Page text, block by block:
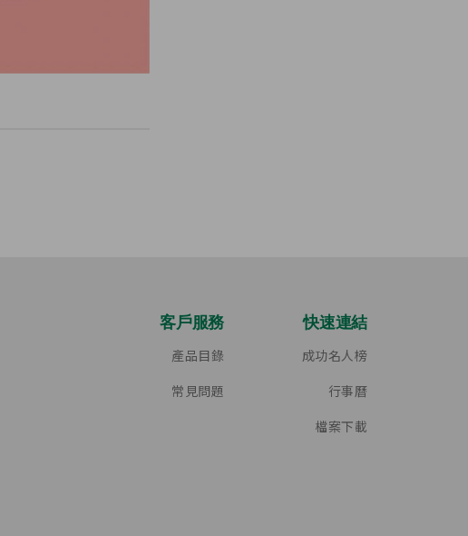
客戶服務
產品目錄
常見問題
快速連結
成功名人榜
行事曆
檔案下載